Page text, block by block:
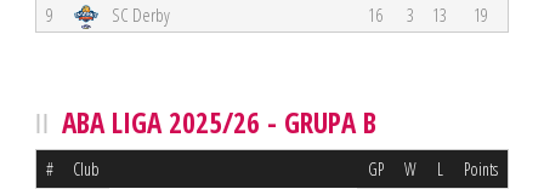
9
SC Derby 16 3 13 19
ABA LIGA 2025/26 - GRUPA B
# Club GP W L Points